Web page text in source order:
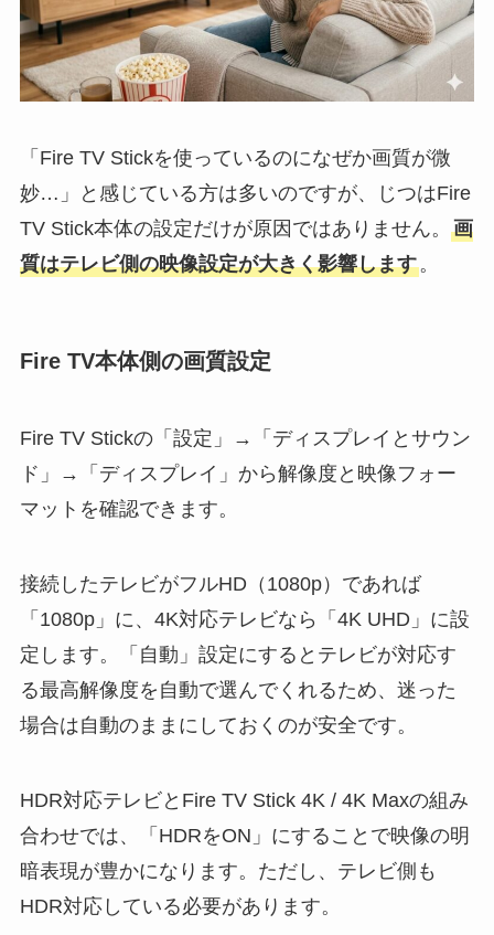
「Fire TV Stickを使っているのになぜか画質が微
妙…」と感じている方は多いのですが、じつはFire
TV Stick本体の設定だけが原因ではありません。 画
質はテレビ側の映像設定が大きく影響します。
Fire TV本体側の画質設定
Fire TV Stickの「設定」→「ディスプレイとサウン
ド」→「ディスプレイ」から解像度と映像フォー
マットを確認できます。
接続したテレビがフルHD（1080p）であれば
「1080p」に、4K対応テレビなら「4K UHD」に設
定します。「自動」設定にするとテレビが対応す
る最高解像度を自動で選んでくれるため、迷った
場合は自動のままにしておくのが安全です。
HDR対応テレビとFire TV Stick 4K / 4K Maxの組み
合わせでは、「HDRをON」にすることで映像の明
暗表現が豊かになります。ただし、テレビ側も
HDR対応している必要があります。